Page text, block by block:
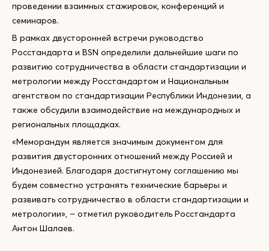
проведении взаимных стажировок, конференций и
семинаров.
В рамках двусторонней встречи руководство
Росстандарта и BSN определили дальнейшие шаги по
развитию сотрудничества в области стандартизации и
метрологии между Росстандартом и Национальным
агентством по стандартизации Республики Индонезии, а
также обсудили взаимодействие на международных и
региональных площадках.
«Меморандум является значимым документом для
развития двусторонних отношений между Россией и
Индонезией. Благодаря достигнутому соглашению мы
будем совместно устранять технические барьеры и
развивать сотрудничество в области стандартизации и
метрологии», – отметил руководитель Росстандарта
Антон Шалаев.